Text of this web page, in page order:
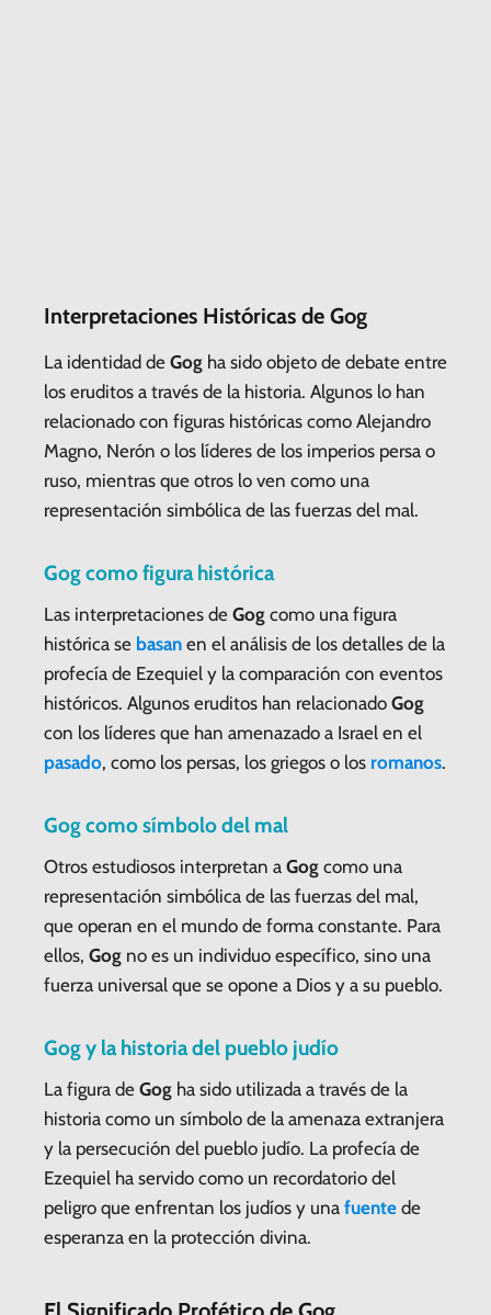
Interpretaciones Históricas de Gog
La identidad de Gog ha sido objeto de debate entre
los eruditos a través de la historia. Algunos lo han
relacionado con figuras históricas como Alejandro
Magno, Nerón o los líderes de los imperios persa o
ruso, mientras que otros lo ven como una
representación simbólica de las fuerzas del mal.
Gogcomo figura histórica
Las interpretaciones de Gog como una figura
histórica se basan en el análisis de los detalles de la
profecía de Ezequiel y la comparación con eventos
históricos. Algunos eruditos han relacionado Gog
con los líderes que han amenazado a Israel en el
pasado, como los persas, los griegos o los romanos.
Gogcomo símbolo del mal
Otros estudiosos interpretan a Gog como una
representación simbólica de las fuerzas del mal,
que operan en el mundo de forma constante. Para
ellos, Gog no es un individuo específico, sino una
fuerza universal que se opone a Dios y a su pueblo.
Gogy la historia del pueblo judío
La figura de Gog ha sido utilizada a través de la
historia como un símbolo de la amenaza extranjera
y la persecución del pueblo judío. La profecía de
Ezequiel ha servido como un recordatorio del
peligro que enfrentan los judíos y una fuente de
esperanza en la protección divina.